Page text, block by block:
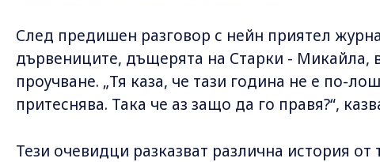
След предишен разговор с нейн приятел
дървениците, дъщерята на Старки - Микайла,
проучване. „Тя каза, че тази година не е по-
притеснява. Така че аз защо да го правя?“,
Тези очевидци разказват различна история от